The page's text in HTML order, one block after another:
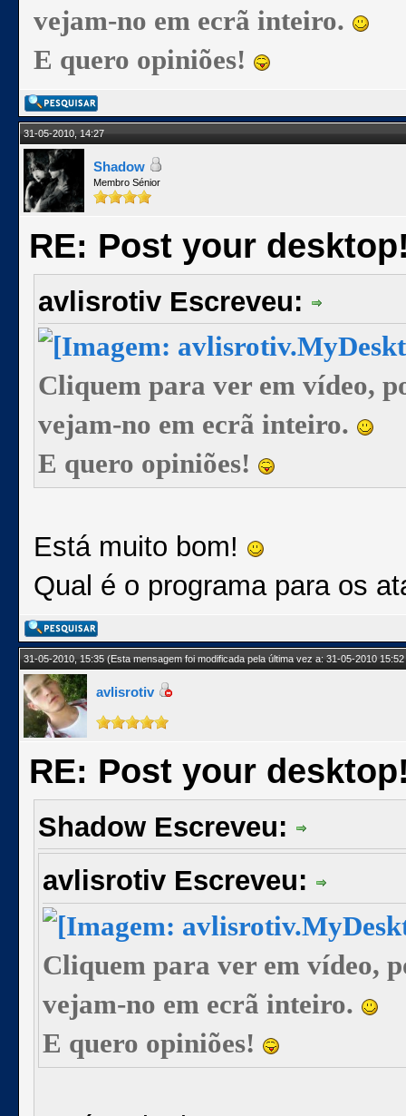
vejam-no em ecrã inteiro.
E quero opiniões!
31-05-2010, 14:27
Shadow
Membro Sénior
RE: Post your
avlisrotiv Escreveu:
Cliquem para ver em vídeo,
vejam-no em ecrã inteiro.
E quero opiniões!
Está muito bom!
Qual é o programa para os
31-05-2010, 15:35(Esta mensagem foi modificada pela última vez a: 31-05-2010
avlisrotiv
RE: Post your
Shadow Escreveu:
avlisrotiv Escreveu:
Cliquem para ver em vídeo,
vejam-no em ecrã inteiro.
E quero opiniões!